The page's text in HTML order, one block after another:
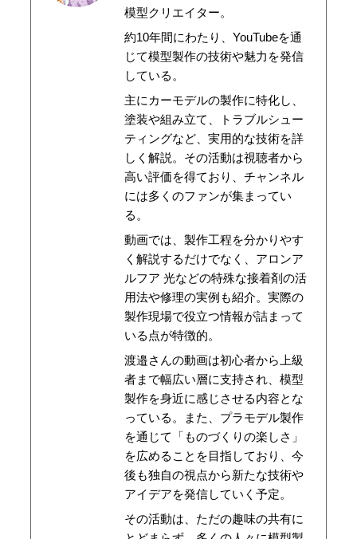
模型クリエイター。
約10年間にわたり、YouTubeを通
じて模型製作の技術や魅力を発信
している。
主にカーモデルの製作に特化し、
塗装や組み立て、トラブルシュー
ティングなど、実用的な技術を詳
しく解説。その活動は視聴者から
高い評価を得ており、チャンネル
には多くのファンが集まってい
る。
動画では、製作工程を分かりやす
く解説するだけでなく、アロンア
ルフア 光などの特殊な接着剤の活
用法や修理の実例も紹介。実際の
製作現場で役立つ情報が詰まって
いる点が特徴的。
渡邉さんの動画は初心者から上級
者まで幅広い層に支持され、模型
製作を身近に感じさせる内容とな
っている。また、プラモデル製作
を通じて「ものづくりの楽しさ」
を広めることを目指しており、今
後も独自の視点から新たな技術や
アイデアを発信していく予定。
その活動は、ただの趣味の共有に